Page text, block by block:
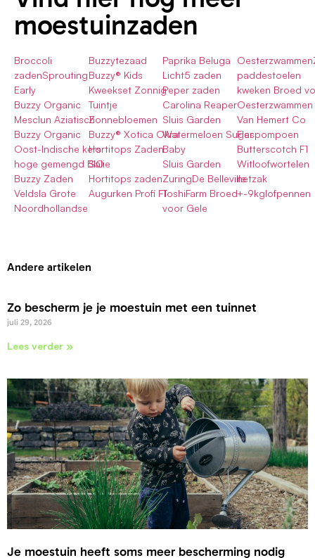
moestuinzaden
Broccoli
zadenSprouting
Early
Buzzy Organic
Mesclun Aziatisch
Buzzy Organic
Oost-Indische kers
hoge gemengd BIO
Buzzy Zaden
Veldsla Grote
Noordhollandse
Buzzytezaad
Buzzy® Kids
Kweekset Zonnig
Tuintje
Zonnebloemen
Buzzy® Xotica Okra
Hortitops Zaden
Salie
Hortitops zaden
Augurken Profi F1
Paprika Beluga
Licht5 zaden
Peper zaden
Carolina Reaper
Sluis Garden
Watermeloen Sugar
Baby
Sluis Garden
ZuringDe Belleville
ToshiFarm Broed
voor Gele
paddestoelen
kweken Broed
Oesterzwammen
Van Hemert Co
Flespompoen
Butterscotch F1
Witloofwortelen
netzak
+-9kglofpennen
Andere artikelen
Zo bescherm je je moestuin met een tuinnet
juli 29, 2026
Lees verder »
Je moestuin heeft soms meer bescherming nodig